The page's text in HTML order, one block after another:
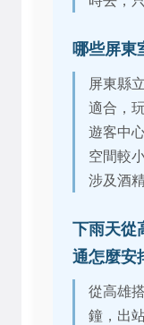
哪些屏東
屏東縣
適合，
遊客中
空間較
涉及酒
下雨天從
通怎麼安
從高雄
鐘，出